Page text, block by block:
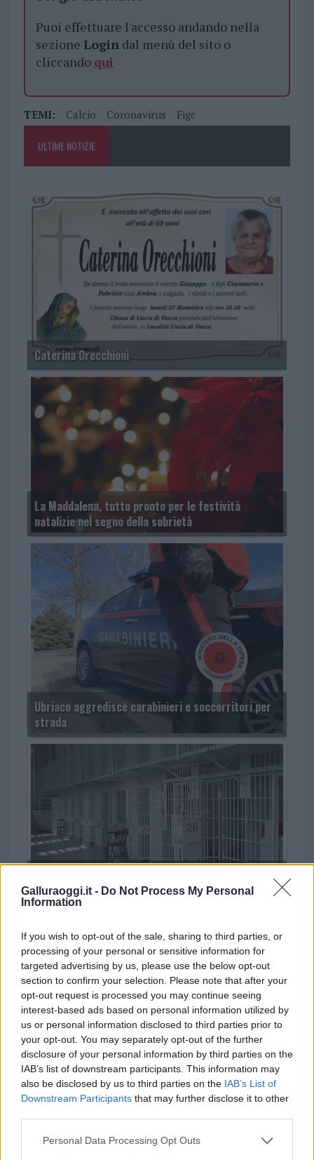
Galluraoggi.it - Do Not Process My Personal
Information
If you wish to opt-out of the sale, sharing to third parties, or
processing of your personal or sensitive information for
targeted advertising by us, please use the below opt-out
section to confirm your selection. Please note that after your
opt-out request is processed you may continue seeing
interest-based ads based on personal information utilized by
us or personal information disclosed to third parties prior to
your opt-out. You may separately opt-out of the further
disclosure of your personal information by third parties on the
IAB’s list of downstream participants. This information may
also be disclosed by us to third parties on the IAB’s List of
Downstream Participants that may further disclose it to other
Please note that this website/app uses one or more Google
Personal Data Processing Opt Outs
Puoi effettuare l'accesso andando nella
sezione Logindal menù del sito o
cliccando qui
TEMI: Calcio Coronavirus Figc
ULTIME NOTIZIE
Caterina Orecchioni
La Maddalena, tutto pronto per le festività
natalizie nel segno della sobrietà
Ubriaco aggredisce carabinieri e soccorritori per
strada
situazioni peggiori a Tempio, Sassari e Nuoro